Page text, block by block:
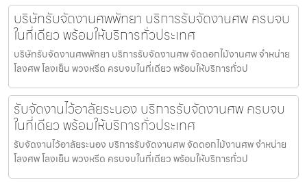
บริษัทรับจัดงานศพพัทยา บริการรับจัดงานศพ ครบจบ
ในที่เดียว พร้อมให้บริการทั่วประเทศ
บริษัทรับจัดงานศพพัทยา บริการรับจัดงานศพ จัดดอกไม้งานศพ จำหน่าย
โลงศพ โลงเย็น พวงหรีด ครบจบในที่เดียว พร้อมให้บริการทั่วป
รับจัดงานไว้อาลัยระนอง บริการรับจัดงานศพ ครบจบ
ในที่เดียว พร้อมให้บริการทั่วประเทศ
รับจัดงานไว้อาลัยระนอง บริการรับจัดงานศพ จัดดอกไม้งานศพ จำหน่าย
โลงศพ โลงเย็น พวงหรีด ครบจบในที่เดียว พร้อมให้บริการทั่วป